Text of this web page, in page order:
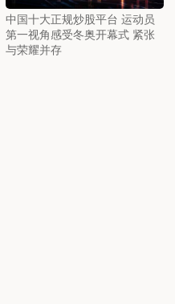
中国十大正规炒股平台 运动员
第一视角感受冬奥开幕式 紧张
与荣耀并存